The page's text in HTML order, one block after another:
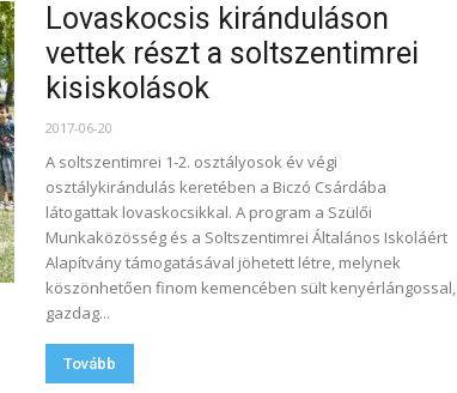
Lovaskocsis kiránduláson
vettek részt a soltszentimrei
kisiskolások
2017-06-20
A soltszentimrei 1-2. osztályosok év végi
osztálykirándulás keretében a Biczó Csárdába
látogattak lovaskocsikkal. A program a Szülői
Munkaközösség és a Soltszentimrei Általános Iskoláért
Alapítvány támogatásával jöhetett létre, melynek
köszönhetően finom kemencében sült kenyérlángossal,
gazdag...
Tovább